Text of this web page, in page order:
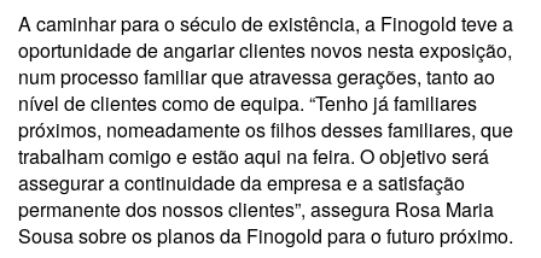
A caminhar para o século de existência, a Finogold teve a
oportunidade de angariar clientes novos nesta exposição,
num processo familiar que atravessa gerações, tanto ao
nível de clientes como de equipa. “Tenho já familiares
próximos, nomeadamente os filhos desses familiares, que
trabalham comigo e estão aqui na feira. O objetivo será
assegurar a continuidade da empresa e a satisfação
permanente dos nossos clientes”, assegura Rosa Maria
Sousa sobre os planos da Finogold para o futuro próximo.